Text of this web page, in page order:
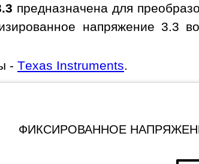
предназначена для
напряжение 3.3
- Texas Instruments.
ФИКСИРОВАННОЕ